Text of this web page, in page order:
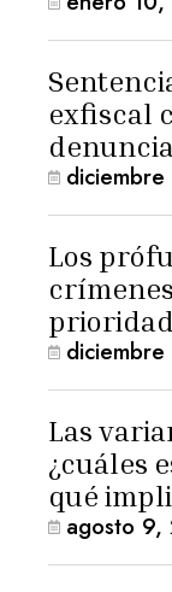
exfiscal
Los
Las
¿cuáles
qué
agosto 9,